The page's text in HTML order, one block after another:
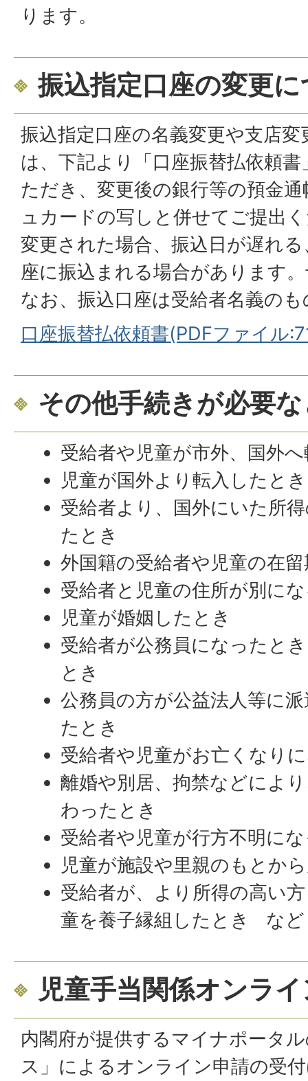
ります。
振込指定口座の変更
振込指定口座の名義変更や支店
は、下記より「口座振替払依頼
ただき、変更後の銀行等の預金
ュカードの写しと併せてご提出
変更された場合、振込日が遅れ
座に振込まれる場合があります
なお、振込口座は受給者名義の
口座振替払依頼書(PDFファイル
その他手続きが必要
受給者や児童が市外、国外
児童が国外より転入したとき
受給者より、国外にいた所
たとき
外国籍の受給者や児童の在
受給者と児童の住所が別に
児童が婚姻したとき
受給者が公務員になったと
とき
公務員の方が公益法人等に
たとき
受給者や児童がお亡くなり
離婚や別居、拘禁などによ
わったとき
受給者や児童が行方不明に
児童が施設や里親のもとか
受給者が、より所得の高い
童を養子縁組したとき など
児童手当関係オンラ
内閣府が提供するマイナポータ
ス」によるオンライン申請の受